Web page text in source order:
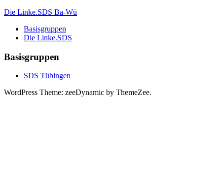
Zum
springen
Die Linke.SDS Ba-Wü
Sozialistisch
Studierendenverband
Basisgruppen
Die Linke.SDS
Basisgruppen
SDS Tübingen
WordPress Theme: zeeDynamic by ThemeZee.